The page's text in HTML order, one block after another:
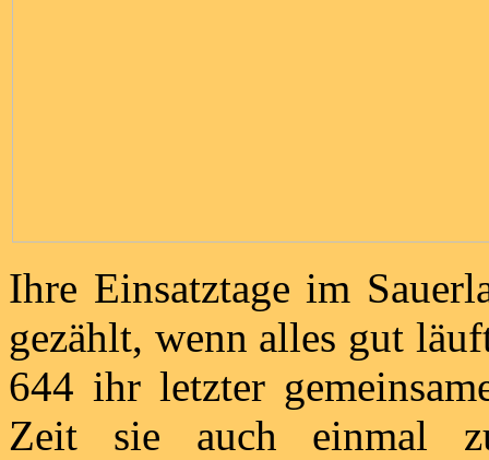
Ihre Einsatztage im
gezählt, wenn alles gut
644 ihr letzter
Zeit sie auch einmal